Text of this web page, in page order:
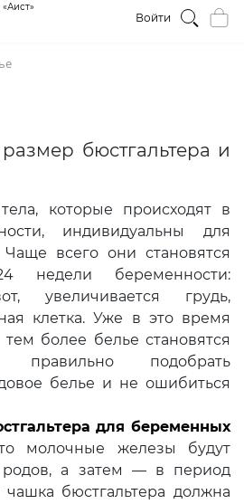
Войти
бюстгальтера и
которые происходят в
индивидуальны для
всего они становятся
недели беременности:
увеличивается грудь,
клетка. Уже в это время
более белье становятся
подобрать
белье и не ошибиться
для беременных
молочные железы будут
родов, а затем — в период
бюстгальтера должна